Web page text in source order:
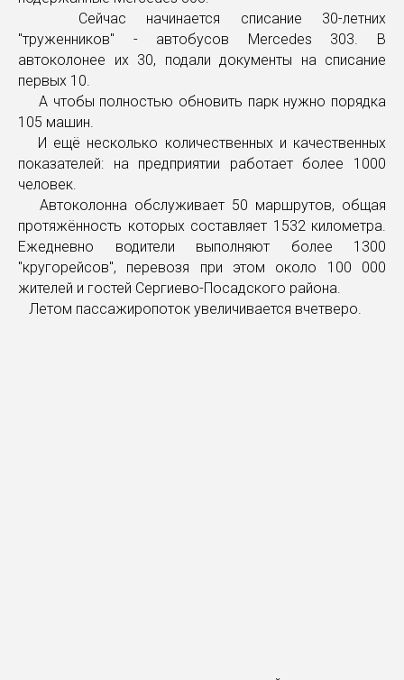
Сейчас начинается списание 30-летних
"труженников" - автобусов Mercedes 303. В
автоколонее их 30, подали документы на списание
первых 10.
А чтобы полностью обновить парк нужно порядка
105 машин.
И ещё несколько количественных и качественных
показателей: на предприятии работает более 1000
человек.
Автоколонна обслуживает 50 маршрутов, общая
протяжённость которых составляет 1532 километра.
Ежедневно водители выполняют более 1300
"кругорейсов", перевозя при этом около 100 000
жителей и гостей Сергиево-Посадского района.
Летом пассажиропоток увеличивается вчетверо.